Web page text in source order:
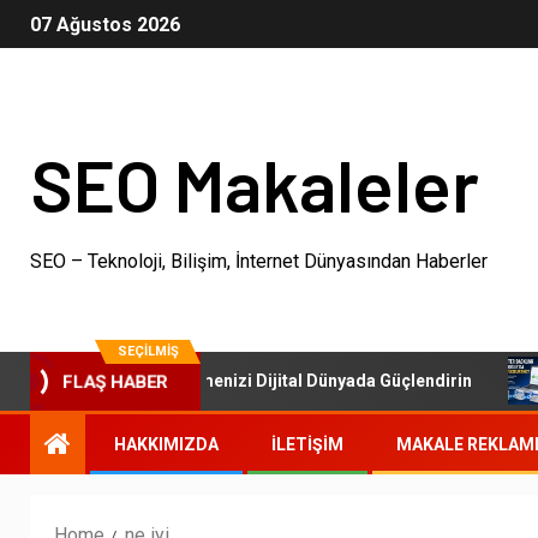
07 Ağustos 2026
SEO Makaleler
SEO – Teknoloji, Bilişim, İnternet Dünyasından Haberler
SEÇILMIŞ
FLAŞ HABER
SEO Paketleri: İşletmenizi Dijital Dünyada Güçlendirin
HAKKIMIZDA İLETIŞIM MAKALE